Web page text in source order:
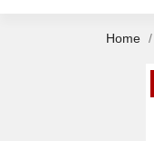
Home